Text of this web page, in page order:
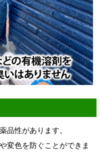
品性があります。
変色を防ぐことができま